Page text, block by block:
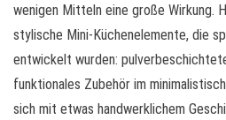
wenigen Mitteln eine große Wirkung.
stylische Mini-Küchenelemente, die
entwickelt wurden:
funktionales Zubehör im
sich mit etwas handwerklichem